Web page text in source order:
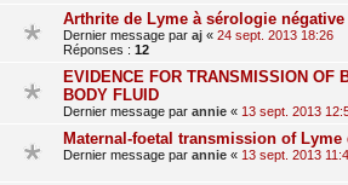
Arthrite de Lyme à sérologie négative
Dernier message par aj « 24 sept. 2013 18:26
Réponses : 12
EVIDENCE FOR TRANSMISSION OF
BODY FLUID
Dernier message par annie « 13 sept. 2013
Maternal-foetal transmission of Lyme
Dernier message par annie « 13 sept. 2013